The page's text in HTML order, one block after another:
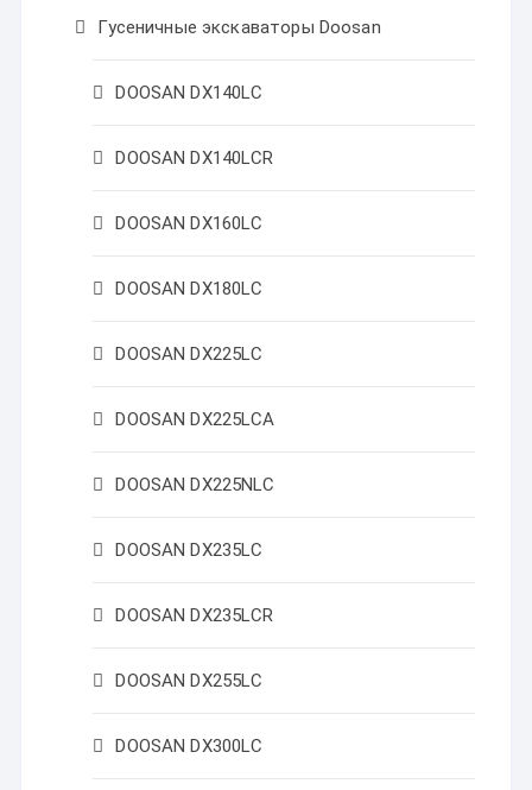
Гусеничные экскаваторы Doosan
DOOSAN DX140LC
DOOSAN DX140LCR
DOOSAN DX160LC
DOOSAN DX180LC
DOOSAN DX225LC
DOOSAN DX225LCA
DOOSAN DX225NLC
DOOSAN DX235LC
DOOSAN DX235LCR
DOOSAN DX255LC
DOOSAN DX300LC